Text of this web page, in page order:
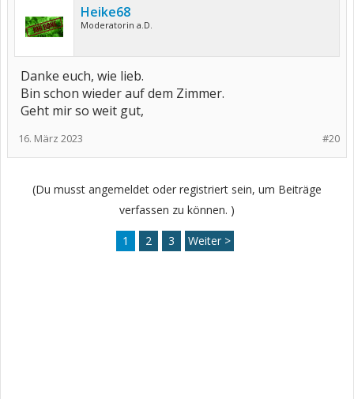
Heike68
Moderatorin a.D.
Danke euch, wie lieb.
Bin schon wieder auf dem Zimmer.
Geht mir so weit gut,
#20
16. März 2023
(Du musst angemeldet oder registriert sein, um Beiträge
verfassen zu können. )
1 2 3 Weiter >